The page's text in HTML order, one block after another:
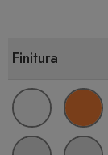
Finitura